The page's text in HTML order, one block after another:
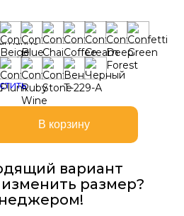
В корзину
вариант
размер?